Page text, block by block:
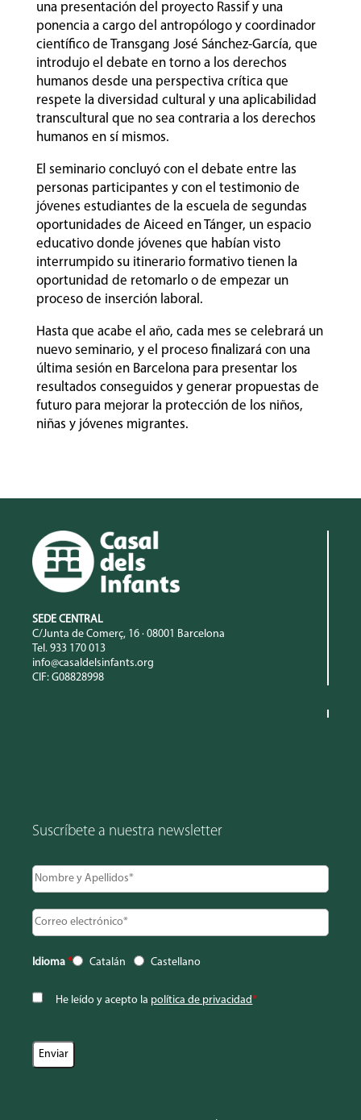
una presentación del proyecto Rassif y una
ponencia a cargo del antropólogo y coordinador
científico de Transgang José Sánchez-García, que
introdujo el debate en torno a los derechos
humanos desde una perspectiva crítica que
respete la diversidad cultural y una aplicabilidad
transcultural que no sea contraria a los derechos
humanos en sí mismos.
El seminario concluyó con el debate entre las
personas participantes y con el testimonio de
jóvenes estudiantes de la escuela de segundas
oportunidades de Aiceed en Tánger, un espacio
educativo donde jóvenes que habían visto
interrumpido su itinerario formativo tienen la
oportunidad de retomarlo o de empezar un
proceso de inserción laboral.
Hasta que acabe el año, cada mes se celebrará un
nuevo seminario, y el proceso finalizará con una
última sesión en Barcelona para presentar los
resultados conseguidos y generar propuestas de
futuro para mejorar la protección de los niños,
niñas y jóvenes migrantes.
SEDE CENTRAL
C/Junta de Comerç, 16 · 08001 Barcelona
Tel. 933 170 013
info@casaldelsinfants.org
CIF: G08828998
Suscríbete a nuestra newsletter
Idioma * Catalán Castellano
He leído y acepto la política de privacidad*